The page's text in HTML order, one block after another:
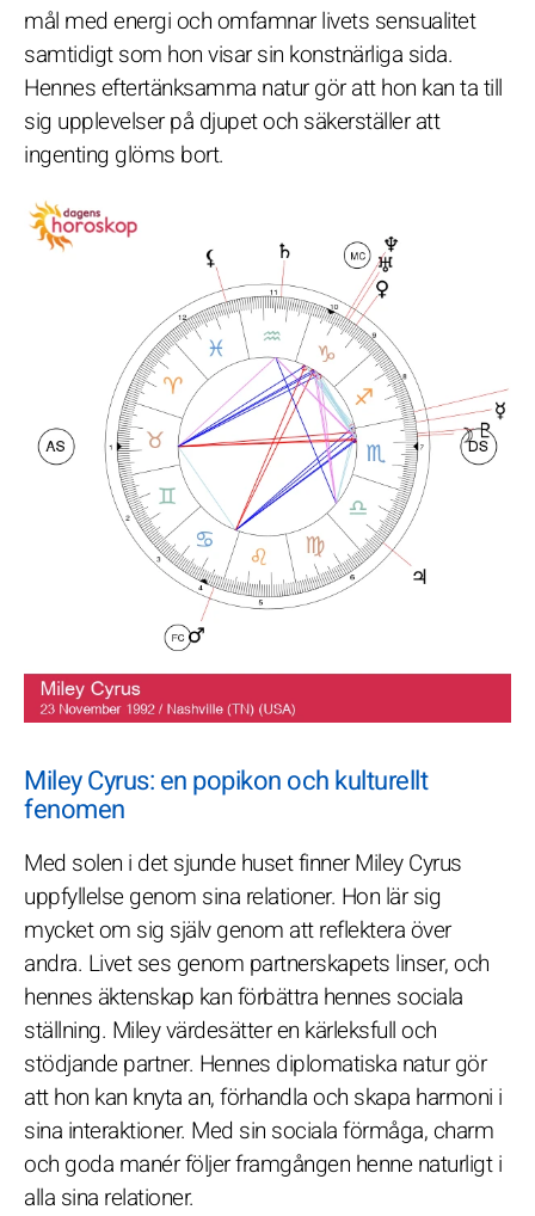
mål med energi och omfamnar livets sensualitet
samtidigt som hon visar sin konstnärliga sida.
Hennes eftertänksamma natur gör att hon kan ta till
sig upplevelser på djupet och säkerställer att
ingenting glöms bort.
Miley Cyrus: en popikon och kulturellt
fenomen
Med solen i det sjunde huset finner Miley Cyrus
uppfyllelse genom sina relationer. Hon lär sig
mycket om sig själv genom att reflektera över
andra. Livet ses genom partnerskapets linser, och
hennes äktenskap kan förbättra hennes sociala
ställning. Miley värdesätter en kärleksfull och
stödjande partner. Hennes diplomatiska natur gör
att hon kan knyta an, förhandla och skapa harmoni i
sina interaktioner. Med sin sociala förmåga, charm
och goda manér följer framgången henne naturligt i
alla sina relationer.